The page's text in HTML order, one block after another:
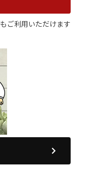
もご利用いただけます